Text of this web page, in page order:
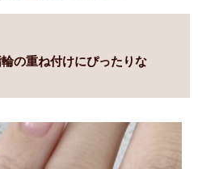
の重ね付けにぴったりな